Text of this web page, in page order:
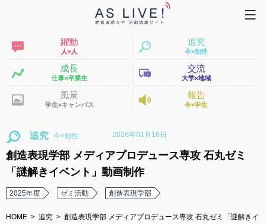
躍動
人×人
追究
今×知性
成長
仕事×卒業生
交流
大学×地域
風景
学生×キャンパス
報告
今×学生
追究 2026年01月16日
創造表現学部 メディアプロデュース専攻 石丸ゼミ
「謎解きイベント」動画制作
2025年度 ゼミ活動 創造表現学部
HOME 追究
創造表現学部 メディアプロデュース専攻 石丸ゼミ「謎解きイ